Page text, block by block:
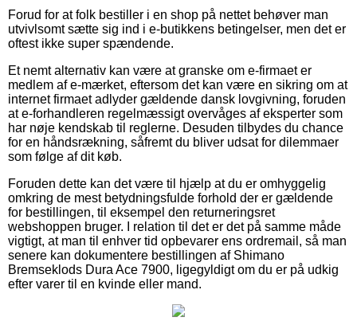
Forud for at folk bestiller i en shop på nettet behøver man
utvivlsomt sætte sig ind i e-butikkens betingelser, men det er
oftest ikke super spændende.
Et nemt alternativ kan være at granske om e-firmaet er
medlem af e-mærket, eftersom det kan være en sikring om at
internet firmaet adlyder gældende dansk lovgivning, foruden
at e-forhandleren regelmæssigt overvåges af eksperter som
har nøje kendskab til reglerne. Desuden tilbydes du chance
for en håndsrækning, såfremt du bliver udsat for dilemmaer
som følge af dit køb.
Foruden dette kan det være til hjælp at du er omhyggelig
omkring de mest betydningsfulde forhold der er gældende
for bestillingen, til eksempel den returneringsret
webshoppen bruger. I relation til det er det på samme måde
vigtigt, at man til enhver tid opbevarer ens ordremail, så man
senere kan dokumentere bestillingen af Shimano
Bremseklods Dura Ace 7900, ligegyldigt om du er på udkig
efter varer til en kvinde eller mand.